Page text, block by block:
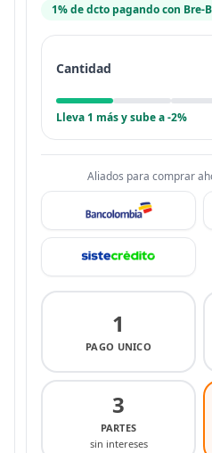
1% de dcto pagando con Bre-B
Cantidad
Lleva 1 más y sube a -2%
Aliados para comprar
1
PAGO UNICO
3
PARTES
sin intereses